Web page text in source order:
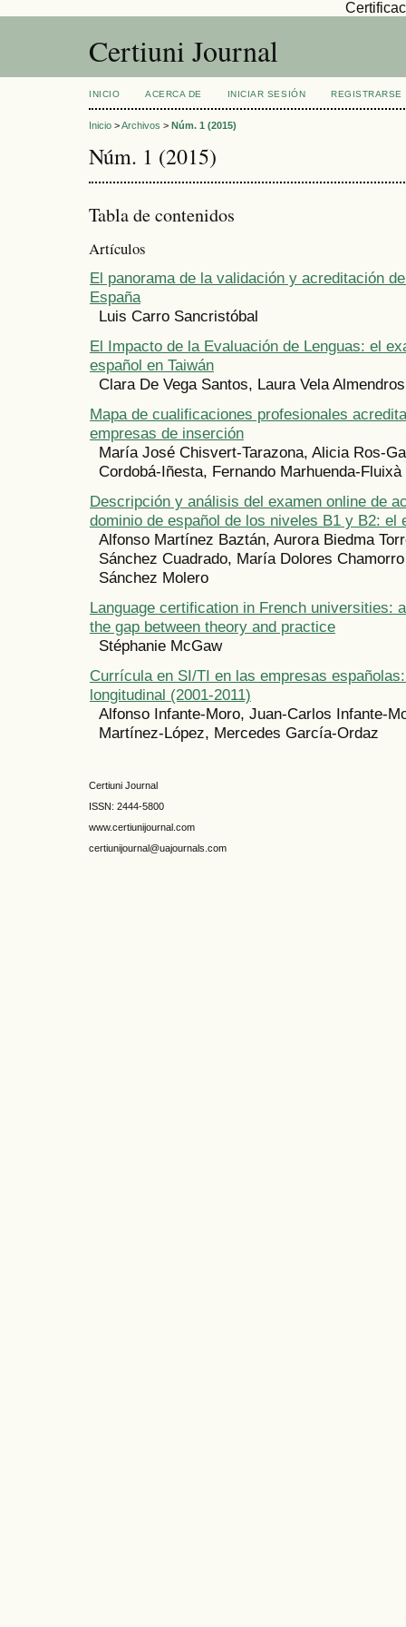
Certiuni Journal
INICIO ACERCA DE INICIAR SESIÓN REGISTRARSE
Inicio >Archivos > Núm. 1 (2015)
Núm. 1 (2015)
Tabla de contenidos
Artículos
El panorama de la validación y acreditación
España
Luis Carro Sancristóbal
El Impacto de la Evaluación de Lenguas: el
español en Taiwán
Clara De Vega Santos, Laura Vela Almendros
Mapa de cualificaciones profesionales
empresas de inserción
María José Chisvert-Tarazona, Alicia Ros-
Cordobá-Iñesta, Fernando Marhuenda-Fluixà
Descripción y análisis del examen online de
dominio de español de los niveles B1 y B2: el
Alfonso Martínez Baztán, Aurora Biedma
Sánchez Cuadrado, María Dolores
Sánchez Molero
Language certification in French universities:
the gap between theory and practice
Stéphanie McGaw
Currícula en SI/TI en las empresas
longitudinal (2001-2011)
Alfonso Infante-Moro, Juan-Carlos Infante-
Martínez-López, Mercedes García-Ordaz
Certiuni Journal
ISSN: 2444-5800
www.certiunijournal.com
certiunijournal@uajournals.com